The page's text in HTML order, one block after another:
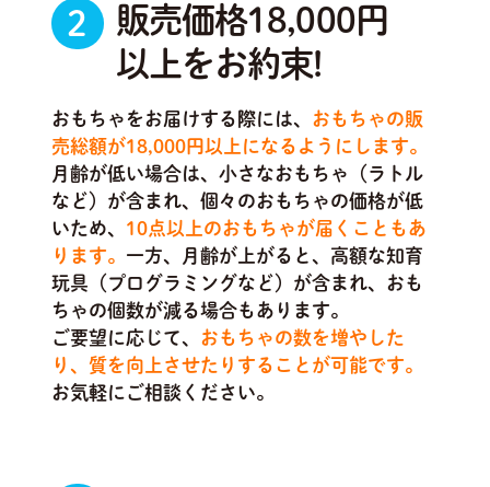
2
販売価格18,000円
以上をお約束!
おもちゃをお届けする際には、 おもちゃの販
売総額が18,000円以上になるようにします。
月齢が低い場合は、小さなおもちゃ（ラトル
など）が含まれ、個々のおもちゃの価格が低
いため、 10点以上のおもちゃが届くこともあ
ります。 一方、月齢が上がると、高額な知育
玩具（プログラミングなど）が含まれ、おも
ちゃの個数が減る場合もあります。
ご要望に応じて、 おもちゃの数を増やした
り、質を向上させたりすることが可能です。
お気軽にご相談ください。